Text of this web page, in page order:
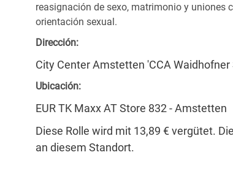
reasignación de sexo, matrimonio y uniones
orientación sexual.
Dirección:
City Center Amstetten 'CCA Waidhofner
Ubicación:
EUR TK Maxx AT Store 832 - Amstetten
Diese Rolle wird mit 13,89 € vergütet.
an diesem Standort.